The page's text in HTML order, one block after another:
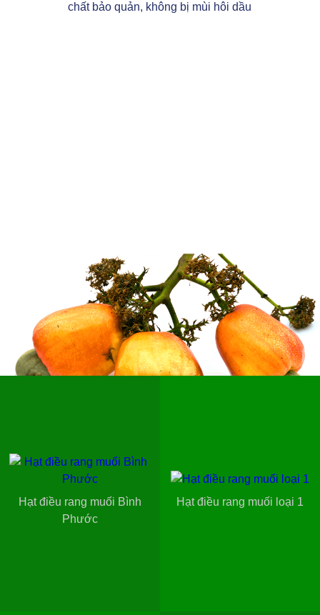
chất bảo quản, không bị mùi hôi dầu
Hạt điều rang muối Bình
Phước
Hạt điều rang muối loại 1